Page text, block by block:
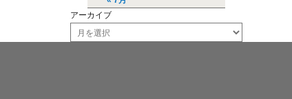
アーカイブ
ー